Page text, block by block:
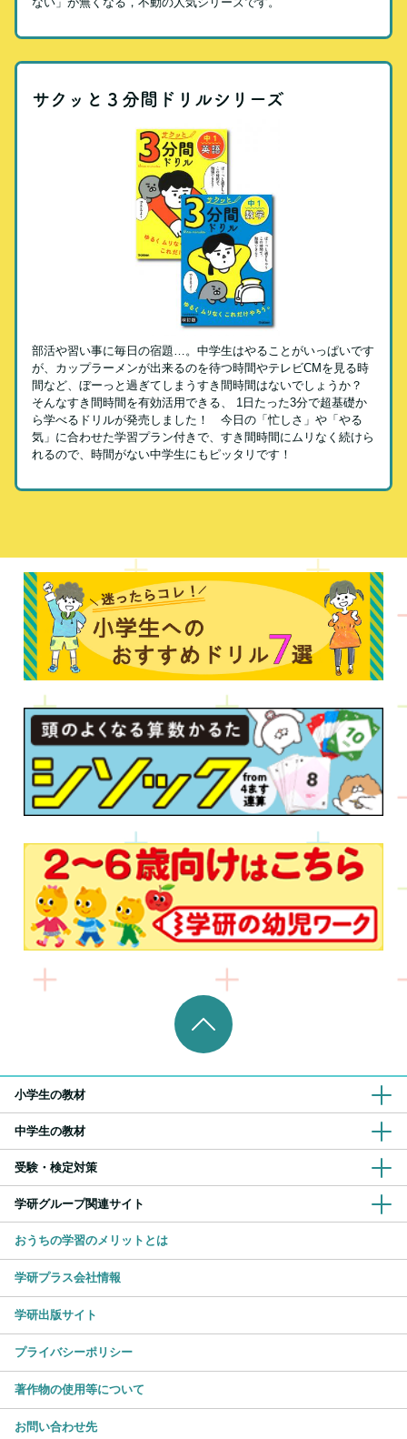
サクッと３分間ドリルシリーズ
部活や習い事に毎日の宿題…。中学生はやることがいっぱいです
が、カップラーメンが出来るのを待つ時間やテレビCMを見る時
間など、ぼーっと過ぎてしまうすき間時間はないでしょうか？
そんなすき間時間を有効活用できる、 1日たった3分で超基礎か
ら学べるドリルが発売しました！ 今日の「忙しさ」や「やる
気」に合わせた学習プラン付きで、すき間時間にムリなく続けら
れるので、時間がない中学生にもピッタリです！
小学生の教材
中学生の教材
受験・検定対策
学研グループ関連サイト
おうちの学習のメリットとは
学研プラス会社情報
学研出版サイト
プライバシーポリシー
著作物の使用等について
お問い合わせ先